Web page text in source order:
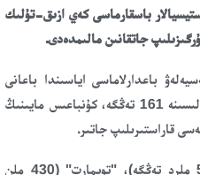
باسقارماسى كەي ازىق-تۇلىك
جاتقانىن مالىمدەدى.
باعدارلاماسى اياسىندا باعانى
رەتتەپ، 60 كۇنگە ءسابىز باعاسىن كەلىسىنە 161 تەڭگە، كۇنباعىس مايىنىڭ
جەڭىلدەتىلگەن نەسيە "ماگنۋم" (5،7 ملرد تەڭگە)، "تويمارت" (430 ملن